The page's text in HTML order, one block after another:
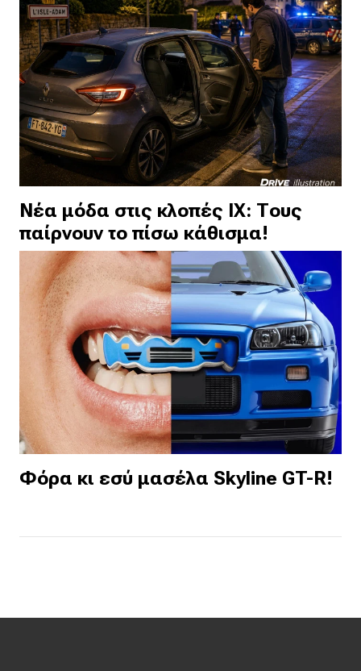
Νέα μόδα στις κλοπές ΙΧ: Τους
παίρνουν το πίσω κάθισμα!
Φόρα κι εσύ μασέλα Skyline GT-R!